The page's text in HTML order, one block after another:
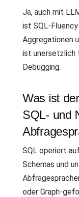
Ja, auch mit
ist SQL-Fluency
Aggregationen
ist unersetzlich
Debugging.
Was ist
SQL- und
SQL operiert
Schemas und
oder Graph-